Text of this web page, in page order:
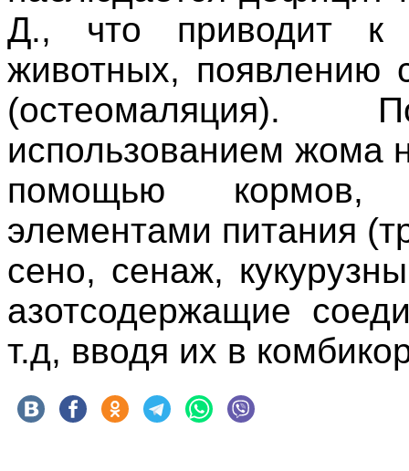
Д., что приводит к
животных, появлению
использованием жома
помощью кормов,
элементами питания
сено, сенаж,
азотсодержащие
т.д, вводя их в